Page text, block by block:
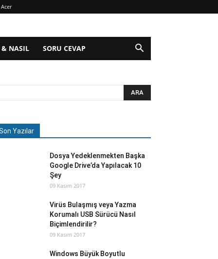
Acer
& NASIL SORU CEVAP
Yazılar
Dosya Yedeklenmekten Başka
Google Drive’da Yapılacak 10
Şey
09 Kasım 2017
Virüs Bulaşmış veya Yazma
Korumalı USB Sürücü Nasıl
Biçimlendirilir?
09 Kasım 2017
Windows Büyük Boyutlu